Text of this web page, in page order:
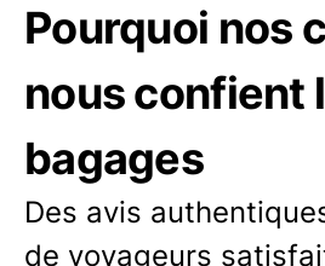
Pourquoi nos
nous confient
bagages
Des avis
de voyageurs